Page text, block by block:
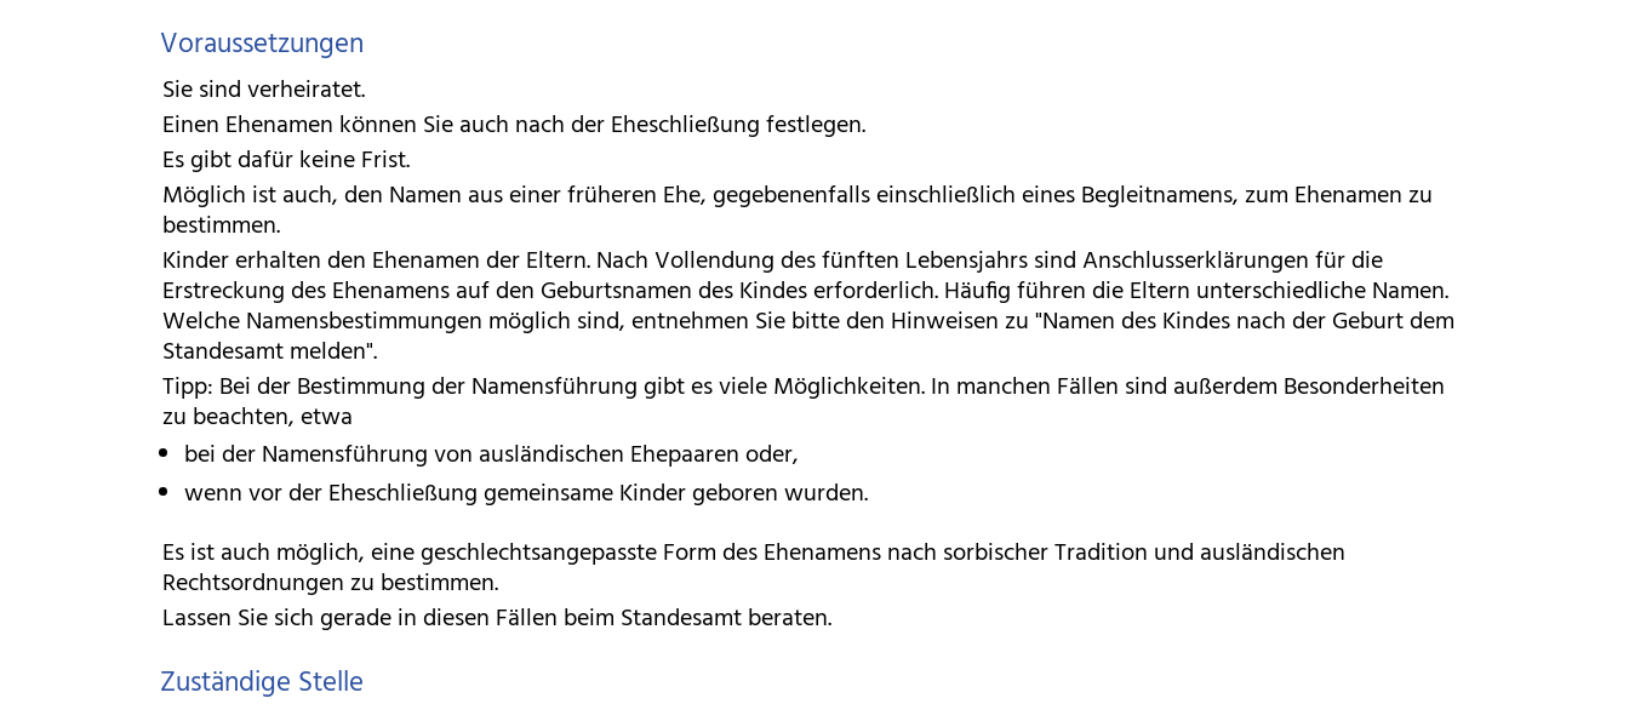
Voraussetzungen
Sie sind verheiratet.
Einen Ehenamen können Sie auch nach der Eheschließung festlegen.
Es gibt dafür keine Frist.
Möglich ist auch, den Namen aus einer früheren Ehe, gegebenenfalls einschließlich eines Begleitnamens, zum Ehenamen zu
bestimmen.
Kinder erhalten den Ehenamen der Eltern. Nach Vollendung des fünften Lebensjahrs sind Anschlusserklärungen für die
Erstreckung des Ehenamens auf den Geburtsnamen des Kindes erforderlich. Häufig führen die Eltern unterschiedliche Namen.
Welche Namensbestimmungen möglich sind, entnehmen Sie bitte den Hinweisen zu "Namen des Kindes nach der Geburt dem
Standesamt melden".
Tipp: Bei der Bestimmung der Namensführung gibt es viele Möglichkeiten. In manchen Fällen sind außerdem Besonderheiten
zu beachten, etwa
bei der Namensführung von ausländischen Ehepaaren oder,
wenn vor der Eheschließung gemeinsame Kinder geboren wurden.
Es ist auch möglich, eine geschlechtsangepasste Form des Ehenamens nach sorbischer Tradition und ausländischen
Rechtsordnungen zu bestimmen.
Lassen Sie sich gerade in diesen Fällen beim Standesamt beraten.
Zuständige Stelle